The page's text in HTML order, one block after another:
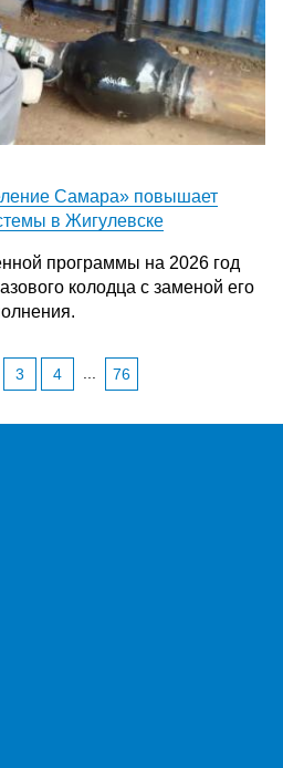
Самара» повышает
в Жигулевске
программы на 2026 год
колодца c заменой его
3 4 76